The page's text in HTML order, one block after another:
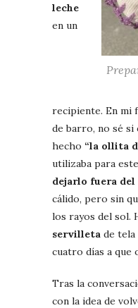
leche
en un
recipiente. En mi
de barro, no sé si
hecho “la ollita
utilizaba para
dejarlo fuera
cálido, pero sin
los rayos del sol.
servilleta de
cuatro días a que
Tras la
con la idea de